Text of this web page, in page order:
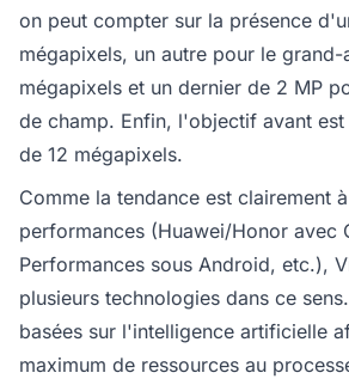
on peut compter sur la présence
mégapixels, un autre pour le grand-
mégapixels et un dernier de 2 MP
de champ. Enfin, l'objectif avant
de 12 mégapixels.
Comme la tendance est clairement
performances (Huawei/Honor avec
Performances sous Android, etc.),
plusieurs technologies dans ce
basées sur l'intelligence artificielle
maximum de ressources au